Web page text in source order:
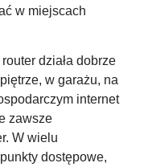
w miejscach
działa dobrze
w garażu, na
internet
zawsze
W wielu
dostępowe,